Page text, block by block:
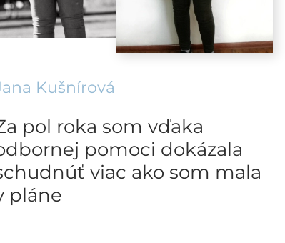
Kušnírová
pol roka som vďaka
pomoci dokázala
viac ako som mala
pláne